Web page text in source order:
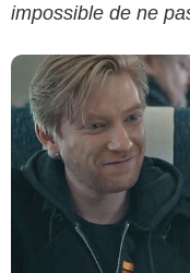
impossible de ne